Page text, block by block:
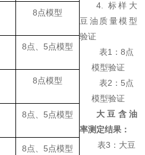
8点模型
8点、5点模型
8点模型
8点、5点模型
8点、5点模型
4. 标样大
豆油质量模型
验证
表1：8点
模型验证
表2：5点
模型验证
大豆含油
率测定结果：
表3：大豆